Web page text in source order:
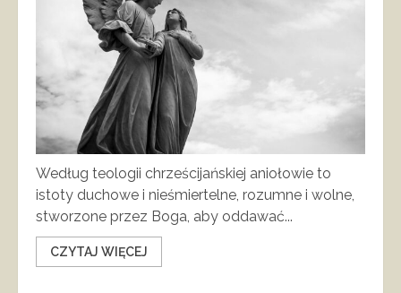
Według teologii chrześcijańskiej aniołowie to
istoty duchowe i nieśmiertelne, rozumne i wolne,
stworzone przez Boga, aby oddawać...
CZYTAJ WIĘCEJ